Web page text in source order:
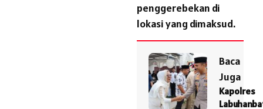
penggerebekan di
lokasi yang dimaksud.
Baca
Juga
Kapolres